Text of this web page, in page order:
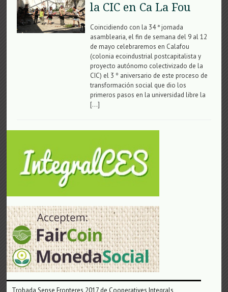
la CIC en Ca La Fou
Coincidiendo con la 34 ª jornada
asamblearia, el fin de semana del 9 al 12
de mayo celebraremos en Calafou
(colonia ecoindustrial postcapitalista y
proyecto autónomo colectivizado de la
CIC) el 3 º aniversario de este proceso de
transformación social que dio los
primeros pasos en la universidad libre la
[…]
Trobada Sense Fronteres 2017 de Cooperatives Integrals